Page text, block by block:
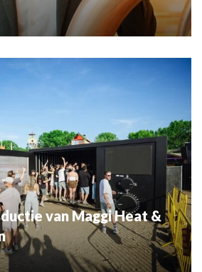
van Maggi Heat &